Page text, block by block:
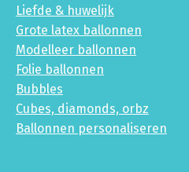
Liefde & huwelijk
Grote latex ballonnen
Modelleer ballonnen
Folie ballonnen
Bubbles
Cubes, diamonds, orbz
Ballonnen personaliseren